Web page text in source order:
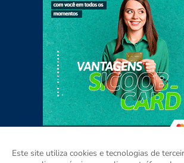
Este site utiliza cookies e tecnologias de